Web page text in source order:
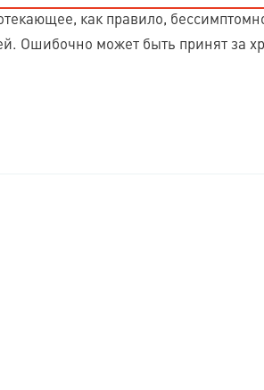
как правило,
Ошибочно может быть принят за